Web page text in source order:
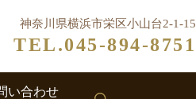
神奈川県横浜市栄区小山台2-1-15
TEL.045-894-8751
い合わせ